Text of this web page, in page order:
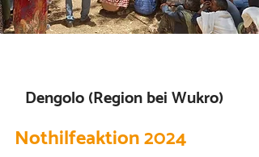
Dengolo (Region bei Wukro)
Nothilfeaktion 2024